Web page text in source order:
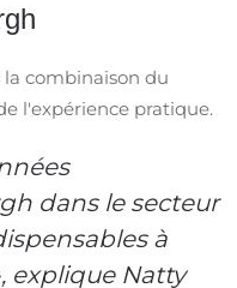
la combinaison du
l'expérience pratique.
dans le secteur
à
explique Natty